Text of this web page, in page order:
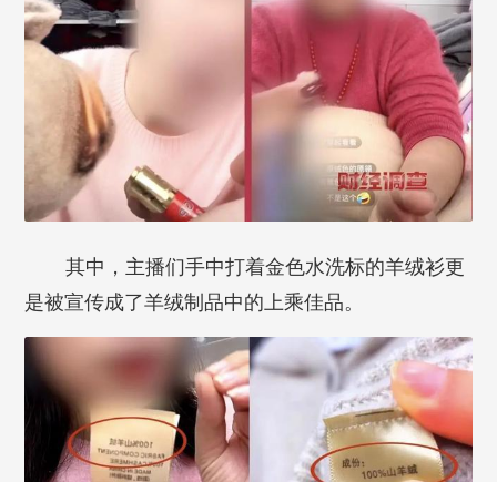
其中，主播们手中打着金色水洗标的羊绒衫更
是被宣传成了羊绒制品中的上乘佳品。